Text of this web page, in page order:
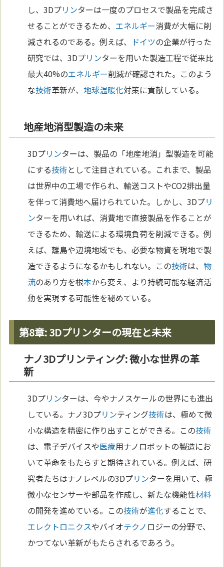
し、3Dプリンターは一度のプロセスで製品を完成さ
せることができるため、 エネルギー消費が大幅に削
減されるのである。例えば、
ドイツの企業が行った
研究では、3Dプリンターを用いた製造工程で従来比
最大40%のエネルギー削減が確認された。このよう
な技術革新が、地球温暖化対策に貢献している。
地産地消型製造の未来
3Dプリンターは、製品の「地産地消」型製造を可能
にする技術として注目されている。これまで、製品
は世界中の工場で作られ、輸送コストやCO2排出量
を伴って消費地へ届けられていた。しかし、3Dプリ
ンターを用いれば、消費地で直接製品を作ることが
できるため、輸送による環境負荷を削減できる。例
えば、離島や辺境地域でも、必要な物資を現地で製
造できるようになるかもしれない。この技術は、 物
流のあり方を根本から変え、より持続可能な経済活
動を実現する可能性を秘めている。
第8章: 3Dプリンターの現在と未来
ナノ3Dプリンティング: 微小な世界の革
新
3Dプリンターは、今やナノスケールの世界にも進出
している。ナノ3Dプリンティング技術は、極めて微
小な構造を精密に作り出すことができる。この技術
は、電子デバイスや医療用ナノロボットの製造にお
いて革命をもたらすと期待されている。例えば、研
究者たちはナノレベルの3Dプリンターを用いて、極
微小なセンサーや部品を作成し、新たな機能性材料
の開発を進めている。この技術が進化することで、
エレクトロニクスやバイオテクノ ロジーの分野で、
かつてない革新がもたらされるであろう。